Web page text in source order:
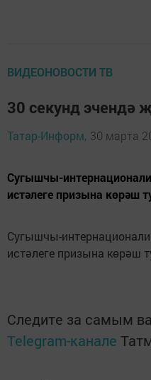
ВИДЕОНОВОСТИ ТВ
30 секунд эчендә
Татар-Информ, 30 марта
Сугышчы-
истәлеге призына көрәш
Сугышчы-
истәлеге призына көрәш
Следите за самым
Telegram-канале